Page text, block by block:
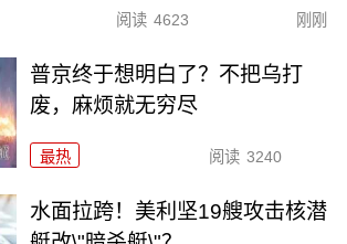
阅读 4623 刚刚
普京终于想明白了？不把乌打
废，麻烦就无穷尽
最热 阅读 3240
水面拉跨！美利坚19艘攻击核潜